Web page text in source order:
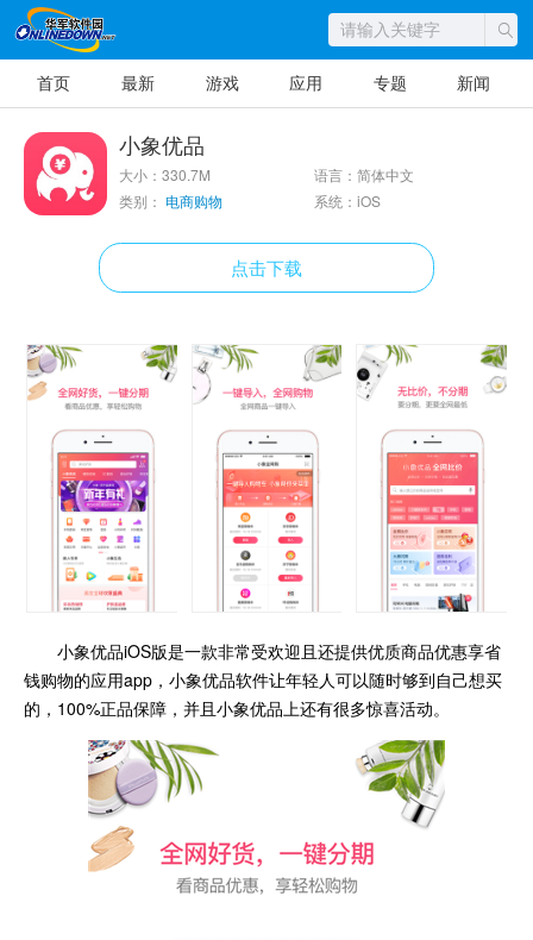
首页 最新 游戏 应用 专题 新闻
小象优品
大小：330.7M
语言：简体中文
类别： 电商购物 系统：iOS
点击下载
小象优品iOS版是一款非常受欢迎且还提供优质商品优惠享省
钱购物的应用app，小象优品软件让年轻人可以随时够到自己想买
的，100%正品保障，并且小象优品上还有很多惊喜活动。